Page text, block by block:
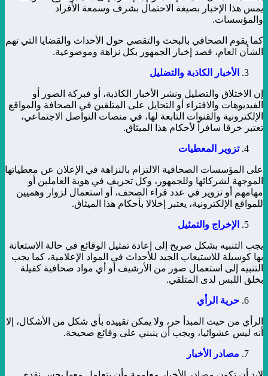
يمس هذا الإخبار بصيغة الاحتمال بشرف وسمعة الأفراد
والمؤسسات.
كما يقوم الصحافي بالبحث والتقصي حول الأحداث والقضايا التي تهم
الشأن العام، قصد إخبار الجمهور بكل نزاهة وموضوعية.
الأخبار الكاذبة والتضليل
إن الاختلاق والتضليل ونشر الأخبار الكاذبة، أو فبركة الصور أو
الفيديوهات والافتراء أو التحايل على المتلقين في الصحافة والمواقع
الإلكترونية والقنوات التابعة لها، في منصات التواصل الاجتماعي،
تعتبر خرقا سافراً لأحكام هذا الميثاق.
تزوير المعطيات
على المؤسسات الصحافية الالتزام بالنزاهة في الإعلان عن معطياتها
الموجهة لشركائها وللجمهور، وكل تحريف في هوية العاملين أو
مهامهم أو تزوير في عدد قراء الصحف، أو استعمال لزوار وهميين
للمواقع الإلكترونية، يعتبر إخلالا بأحكام هذا الميثاق.
الإخراج والتمثيل
يجب التنبيه بشكل صريح إلى إعادة تمثيل الوقائع في حالة الاستعانة
بها كوسيلة للاستيعاب الجيد للأحداث في المواد الإعلامية، كما يجب
التنبيه إلى استعمال صور من الأرشيف أو أي مواد صحافية كفيلة
بخلق اللبس لدى المتلقي.
حرية الرأي
الرأي من حيث المبدأ حر، ولا يمكن تقييده بأي شكل من الأشكال، إلا
أنه ليس عشوائيا، ويجب أن ينبني على وقائع صحيحة.
مصادر الأخبار